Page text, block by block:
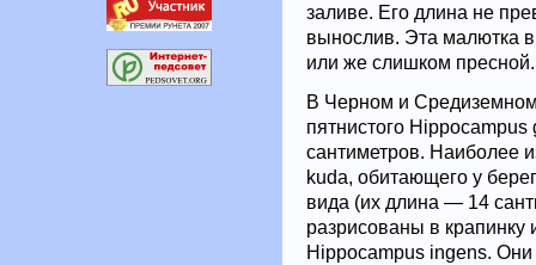
заливе. Его длина не
вынослив. Эта малютка
или же слишком пресной.
В Черном и
пятнистого
сантиметров. Наиболее
kuda, обитающего у
вида (их длина — 14
разрисованы в
Hippocampus ingens. Они